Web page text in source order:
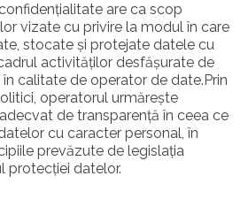
are ca scop
vizate cu privire la modul în care
stocate și protejate datele cu
activităților desfășurate de
în calitate de operator de date.Prin
operatorul urmărește
de transparență în ceea ce
cu caracter personal, în
prevăzute de legislația
protecției datelor.